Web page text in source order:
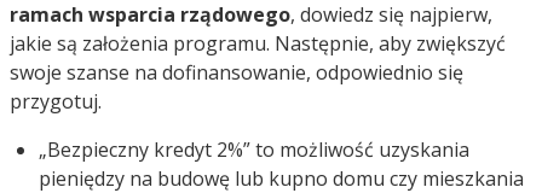
ramach wsparcia rządowego, dowiedz się najpierw,
jakie są założenia programu. Następnie, aby zwiększyć
swoje szanse na dofinansowanie, odpowiednio się
przygotuj.
„Bezpieczny kredyt 2%” to możliwość uzyskania
pieniędzy na budowę lub kupno domu czy mieszkania